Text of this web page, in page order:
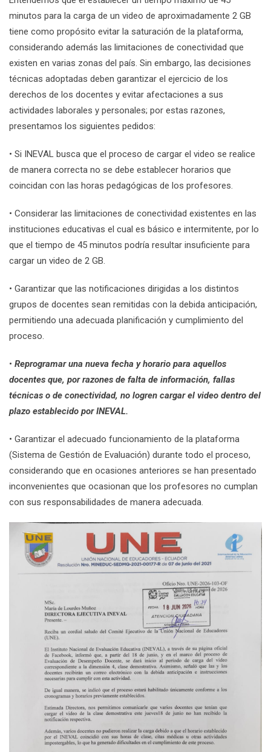
minutos para la carga de un video de aproximadamente 2 GB
tiene como propósito evitar la saturación de la plataforma,
considerando además las limitaciones de conectividad que
existen en varias zonas del país. Sin embargo, las decisiones
técnicas adoptadas deben garantizar el ejercicio de los
derechos de los docentes y evitar afectaciones a sus
actividades laborales y personales; por estas razones,
presentamos los siguientes pedidos:
• Si INEVAL busca que el proceso de cargar el video se realice
de manera correcta no se debe establecer horarios que
coincidan con las horas pedagógicas de los profesores.
• Considerar las limitaciones de conectividad existentes en las
instituciones educativas el cual es básico e intermitente, por lo
que el tiempo de 45 minutos podría resultar insuficiente para
cargar un video de 2 GB.
• Garantizar que las notificaciones dirigidas a los distintos
grupos de docentes sean remitidas con la debida anticipación,
permitiendo una adecuada planificación y cumplimiento del
proceso.
• Reprogramar una nueva fecha y horario para aquellos
docentes que, por razones de falta de información, fallas
técnicas o de conectividad, no logren cargar el video dentro del
plazo establecido por INEVAL.
• Garantizar el adecuado funcionamiento de la plataforma
(Sistema de Gestión de Evaluación) durante todo el proceso,
considerando que en ocasiones anteriores se han presentado
inconvenientes que ocasionan que los profesores no cumplan
con sus responsabilidades de manera adecuada.